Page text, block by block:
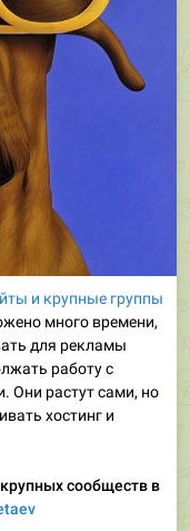
и крупные группы
много времени,
для рекламы
работу с
Они растут сами, но
хостинг и
сообществ в